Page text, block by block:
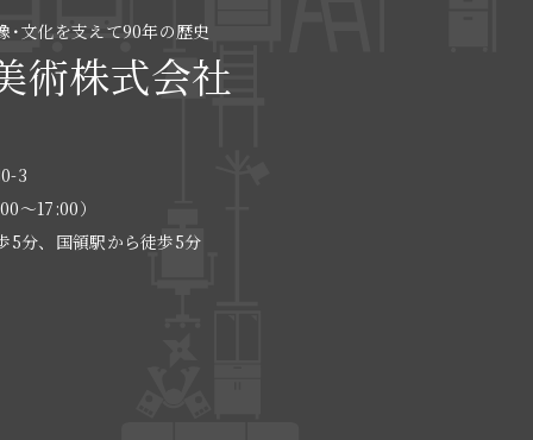
･文化を支えて90年の歴史
術株式会社
3
〜17:00）
分、国領駅から徒歩5分